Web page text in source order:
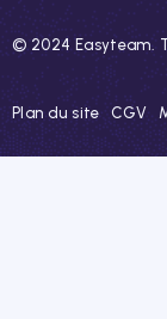
© 2024 Easyteam.
Plan du site CGV